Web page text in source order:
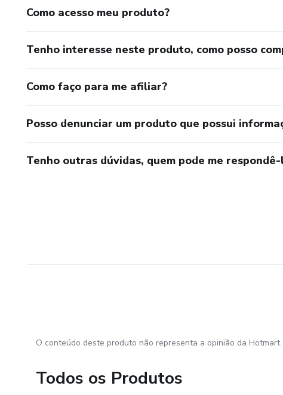
Como acesso meu produto?
Tenho interesse neste produto, como posso
Como faço para me afiliar?
Posso denunciar um produto que possui
Tenho outras dúvidas, quem pode me respondê-
O conteúdo deste produto não representa a opinião da
Todos os Produtos